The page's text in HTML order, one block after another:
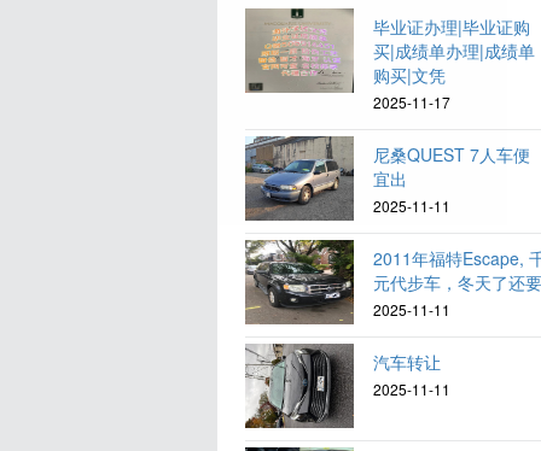
毕业证办理|毕业证购
买|成绩单办理|成绩单
购买|文凭
2025-11-17
尼桑QUEST 7人车便
宜出
2025-11-11
2011年福特Escape,
元代步车，冬天了还
2025-11-11
汽车转让
2025-11-11